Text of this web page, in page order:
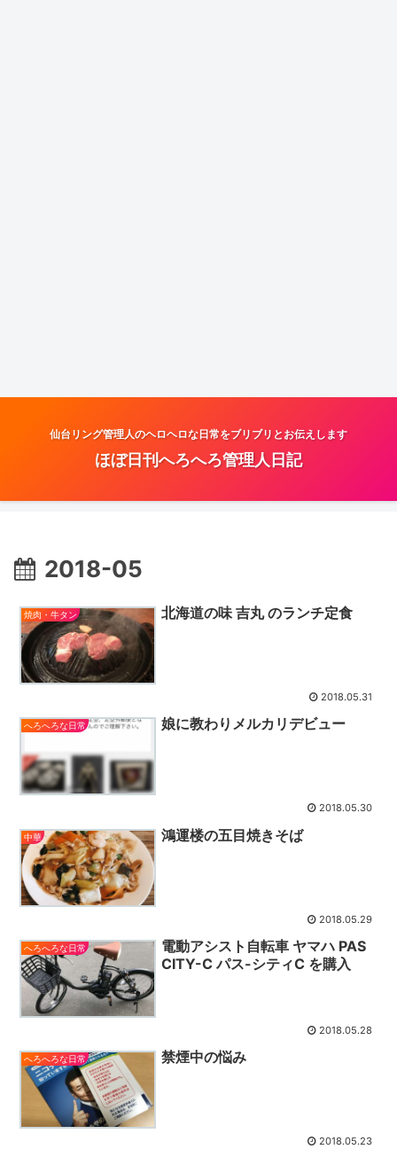
仙台リング管理人のヘロヘロな日常をブリブリとお伝えします
ほぼ日刊へろへろ管理人日記
2018-05
焼肉・牛タン 北海道の味 吉丸 のランチ定食
2018.05.31
へろへろな日常 娘に教わりメルカリデビュー
2018.05.30
中華 鴻運楼の五目焼きそば
2018.05.29
へろへろな日常
電動アシスト自転車 ヤマハ PAS
CITY-C パス-シティC を購入
2018.05.28
へろへろな日常 禁煙中の悩み
2018.05.23